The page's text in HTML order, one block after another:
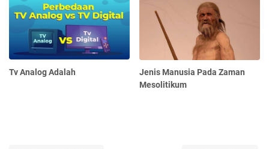
Tv Analog Adalah
Jenis Manusia Pada Zaman
Mesolitikum